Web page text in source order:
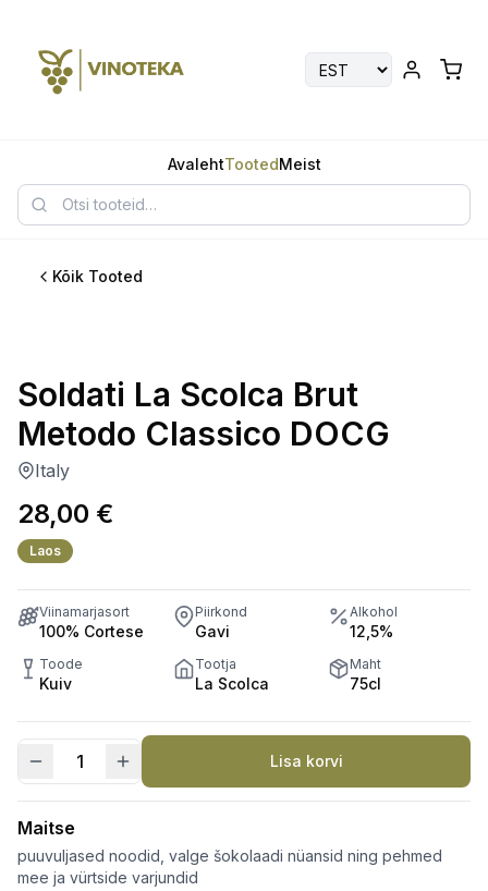
AvalehtTootedMeist
Kõik Tooted
Soldati La Scolca Brut
Metodo Classico DOCG
Italy
28,00 €
Laos
Viinamarjasort
100% Cortese
Piirkond
Gavi
Alkohol
12,5%
Toode
Kuiv
Tootja
La Scolca
Maht
75cl
La
Scolca
Brut
Metodo
Lisa korvi
Maitse
puuvuljased noodid, valge šokolaadi nüansid ning pehmed
mee ja vürtside varjundid